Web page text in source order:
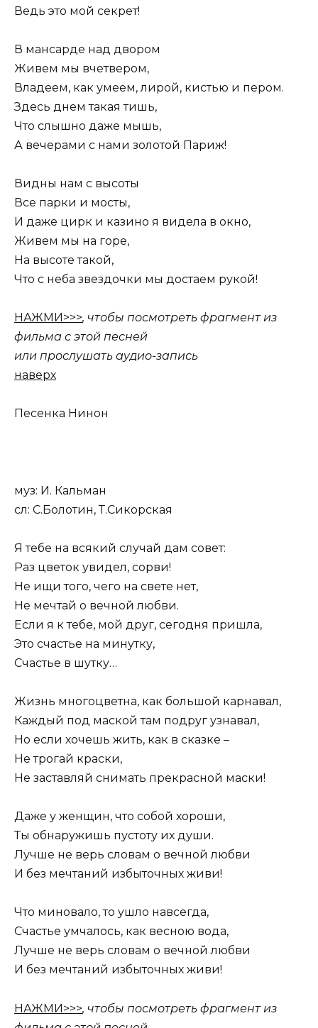
Ведь это мой секрет!
В мансарде над двором
Живем мы вчетвером,
Владеем, как умеем, лирой, кистью и пером.
Здесь днем такая тишь,
Что слышно даже мышь,
А вечерами с нами золотой Париж!
Видны нам с высоты
Все парки и мосты,
И даже цирк и казино я видела в окно,
Живем мы на горе,
На высоте такой,
Что с неба звездочки мы достаем рукой!
НАЖМИ>>>, чтобы посмотреть фрагмент из
фильма с этой песней
или прослушать аудио-запись
наверх
Песенка Нинон
муз: И. Кальман
сл: С.Болотин, Т.Сикорская
Я тебе на всякий случай дам совет:
Раз цветок увидел, сорви!
Не ищи того, чего на свете нет,
Не мечтай о вечной любви.
Если я к тебе, мой друг, сегодня пришла,
Это счастье на минутку,
Счастье в шутку…
Жизнь многоцветна, как большой карнавал,
Каждый под маской там подруг узнавал,
Но если хочешь жить, как в сказке –
Не трогай краски,
Не заставляй снимать прекрасной маски!
Даже у женщин, что собой хороши,
Ты обнаружишь пустоту их души.
Лучше не верь словам о вечной любви
И без мечтаний избыточных живи!
Что миновало, то ушло навсегда,
Счастье умчалось, как весною вода,
Лучше не верь словам о вечной любви
И без мечтаний избыточных живи!
НАЖМИ>>>, чтобы посмотреть фрагмент из